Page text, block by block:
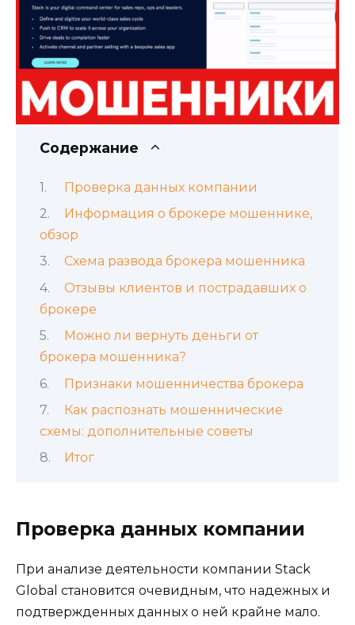
Содержание
Проверка данных компании
Информация о брокере мошеннике,
обзор
Схема развода брокера мошенника
Отзывы клиентов и пострадавших о
брокере
Можно ли вернуть деньги от
брокера мошенника?
Признаки мошенничества брокера
Как распознать мошеннические
схемы: дополнительные советы
Итог
Проверка данных компании
При анализе деятельности компании Stack
Global становится очевидным, что надежных и
подтвержденных данных о ней крайне мало.